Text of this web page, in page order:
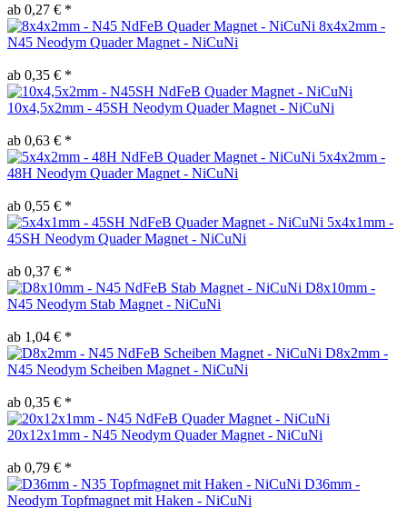
ab 0,27 € *
8x4x2mm -
N45 Neodym Quader Magnet - NiCuNi
ab 0,35 € *
10x4,5x2mm - 45SH Neodym Quader Magnet - NiCuNi
ab 0,63 € *
5x4x2mm -
48H Neodym Quader Magnet - NiCuNi
ab 0,55 € *
5x4x1mm -
45SH Neodym Quader Magnet - NiCuNi
ab 0,37 € *
D8x10mm -
N45 Neodym Stab Magnet - NiCuNi
ab 1,04 € *
D8x2mm -
N45 Neodym Scheiben Magnet - NiCuNi
ab 0,35 € *
20x12x1mm - N45 Neodym Quader Magnet - NiCuNi
ab 0,79 € *
D36mm -
Neodym Topfmagnet mit Haken - NiCuNi